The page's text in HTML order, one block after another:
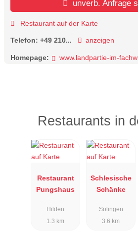
unverb. Anfrage
Restaurant auf der Karte
Telefon: +49 210... anzeigen
Homepage: www.landpartie-im-
Restaurants in
Restaurant
Pungshaus
Hilden
1.3 km
Schlesische
Schänke
Solingen
3.6 km